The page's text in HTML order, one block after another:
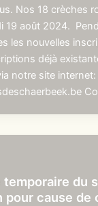
Nos 18 crèches
19 août 2024.
les nouvelles
déjà
notre site internet:
temporaire du
pour cause de